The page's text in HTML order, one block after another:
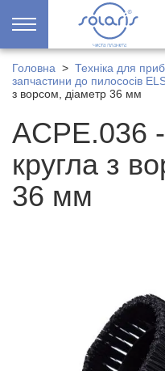
Головна > Техніка для
запчастини до пилососів
з ворсом, діаметр 36 мм
ACPE.036
кругла з
36 мм